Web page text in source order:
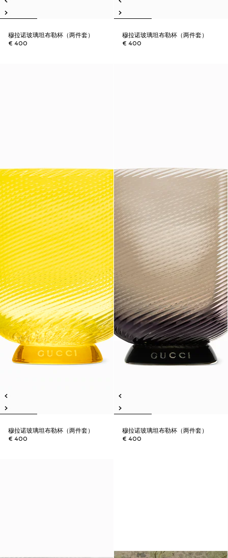
穆拉诺玻璃坦布勒杯（两件套）
€ 400
穆拉诺玻璃坦布勒杯（两件套）
€ 400
穆拉诺玻璃坦布勒杯（两件套）
€ 400
穆拉诺玻璃坦布勒杯（两件套）
€ 400